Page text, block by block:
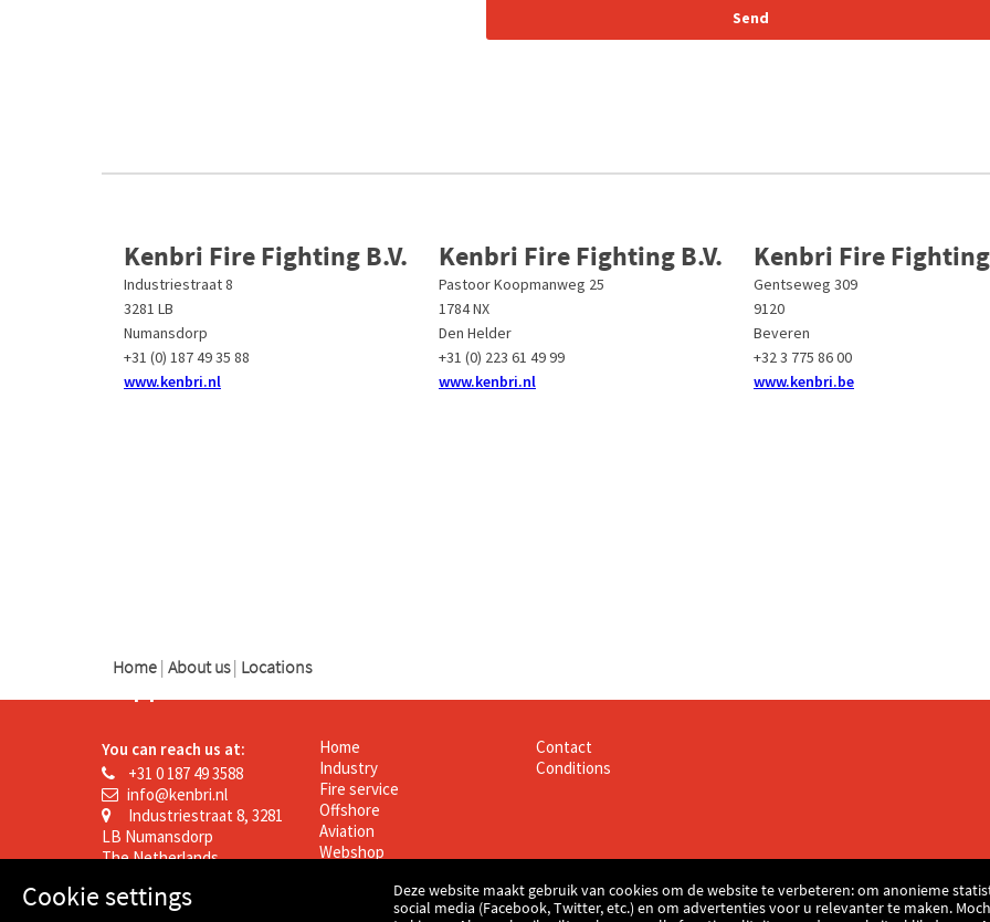
Kenbri Fire Fighting B.V.
Industriestraat 8
3281 LB
Numansdorp
+31 (0) 187 49 35 88
www.kenbri.nl
Kenbri Fire Fighting B.V.
Pastoor Koopmanweg 25
1784 NX
Den Helder
+31 (0) 223 61 49 99
www.kenbri.nl
Kenbri Fire Fighting
Gentseweg 309
9120
Beveren
+32 3 775 86 00
www.kenbri.be
Home | About us | Locations
Support
You can reach us at:
+31 0 187 49 3588
info@kenbri.nl
Industriestraat 8, 3281
LB Numansdorp
The Netherlands
Home
Industry
Fire service
Offshore
Aviation
Webshop
Contact
Conditions
Cookie settings
Deze website maakt gebruik van cookies om de website te verbeteren: om anonieme
social media (Facebook, Twitter, etc.) en om advertenties voor u relevanter te maken.